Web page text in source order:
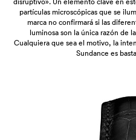
partículas microscópicas que se
marca no confirmará si las
luminosa son la única razón de
Cualquiera que sea el motivo, la
Sundance es